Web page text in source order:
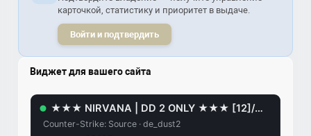
карточкой, статистику и приоритет в выдаче.
Войти и подтвердить
Виджет для вашего сайта